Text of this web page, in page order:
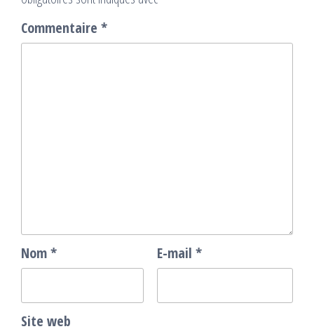
Commentaire *
Nom* E-mail *
Site web